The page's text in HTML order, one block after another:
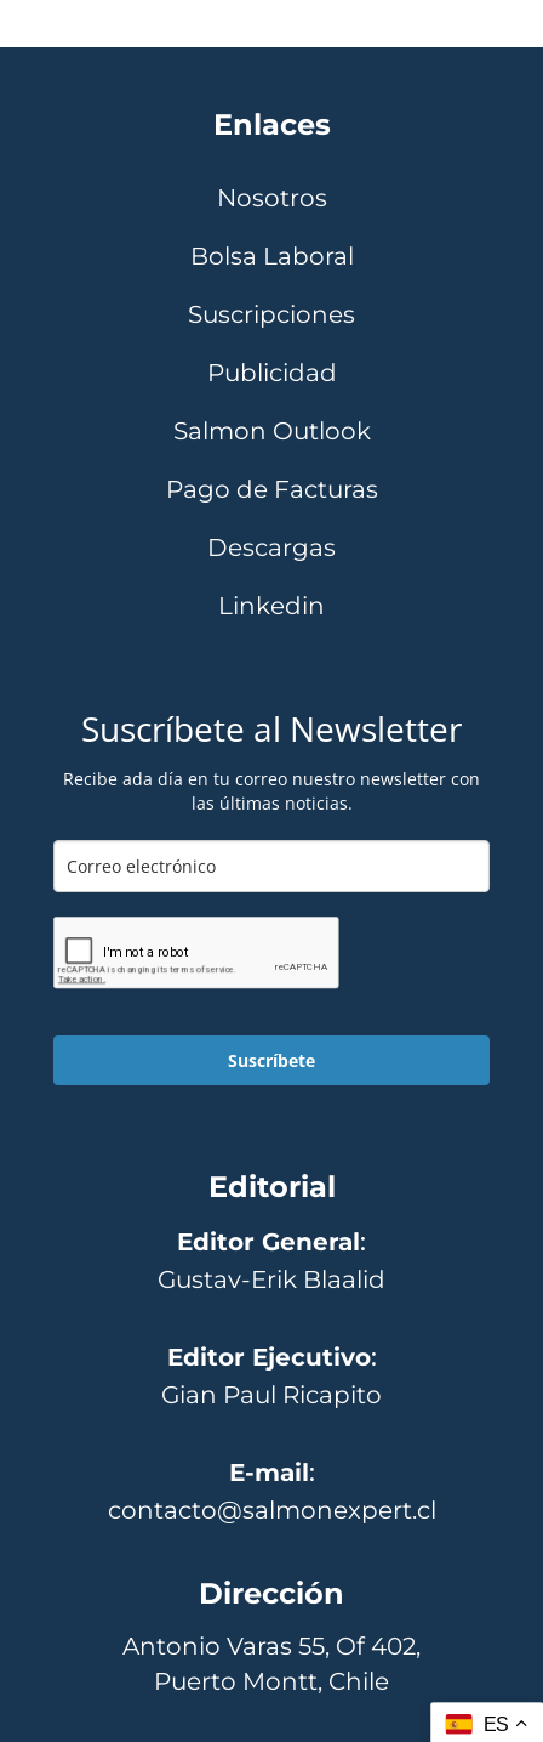
Enlaces
Nosotros
Bolsa Laboral
Suscripciones
Publicidad
Salmon Outlook
Pago de Facturas
Descargas
Linkedin
Suscríbete al Newsletter
Recibe ada día en tu correo nuestro newsletter con
las últimas noticias.
Suscríbete
Editorial
Editor General:
Gustav-Erik Blaalid
Editor Ejecutivo:
Gian Paul Ricapito
E-mail:
contacto@salmonexpert.cl
Dirección
Antonio Varas 55, Of 402,
Puerto Montt, Chile
ES